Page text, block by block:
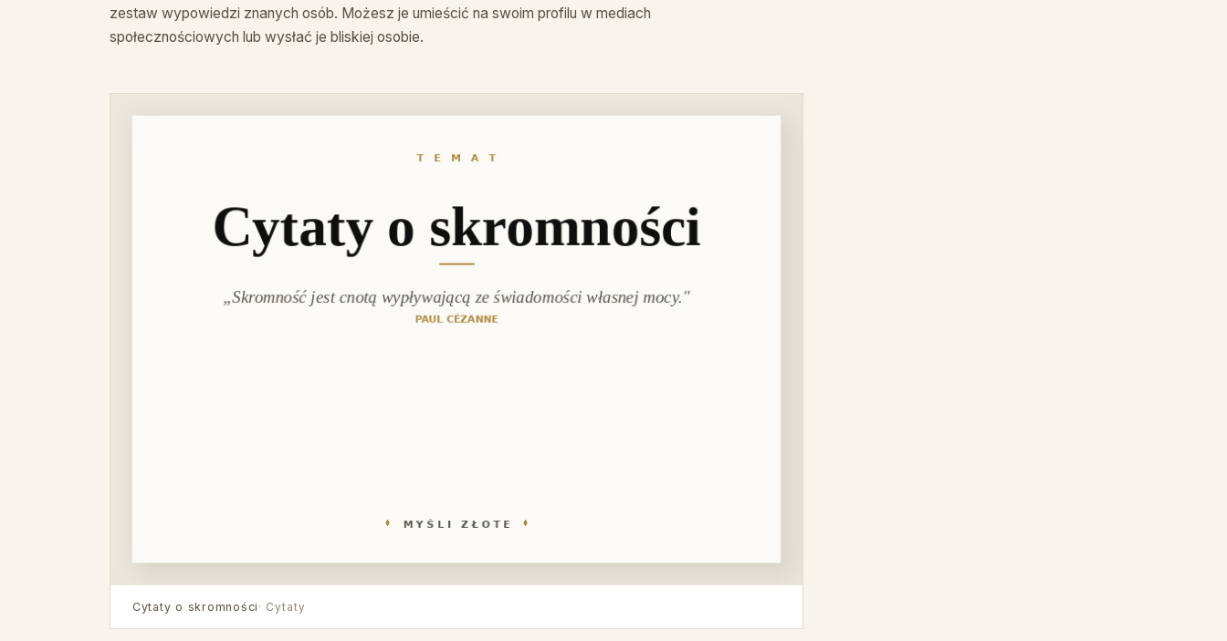
zestaw wypowiedzi znanych osób. Możesz je umieścić na swoim profilu w mediach
społecznościowych lub wysłać je bliskiej osobie.
Cytaty o skromności · Cytaty